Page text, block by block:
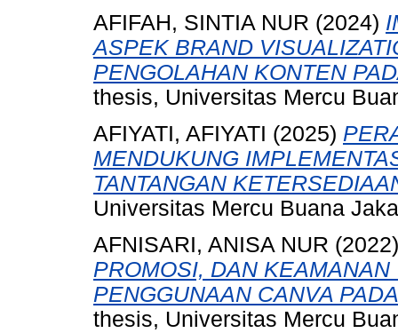
AFIFAH, SINTIA NUR (2024)
ASPEK BRAND
PENGOLAHAN KONTEN
thesis, Universitas Mercu
AFIYATI, AFIYATI (2025)
MENDUKUNG
TANTANGAN
Universitas Mercu Buana
AFNISARI, ANISA NUR
PROMOSI, DAN
PENGGUNAAN CANVA
thesis, Universitas Mercu